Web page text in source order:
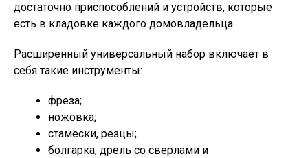
достаточно приспособлений и устройств, которые
есть в кладовке каждого домовладельца.
Расширенный универсальный набор включает в
себя такие инструменты:
фреза;
ножовка;
стамески, резцы;
болгарка, дрель со сверлами и